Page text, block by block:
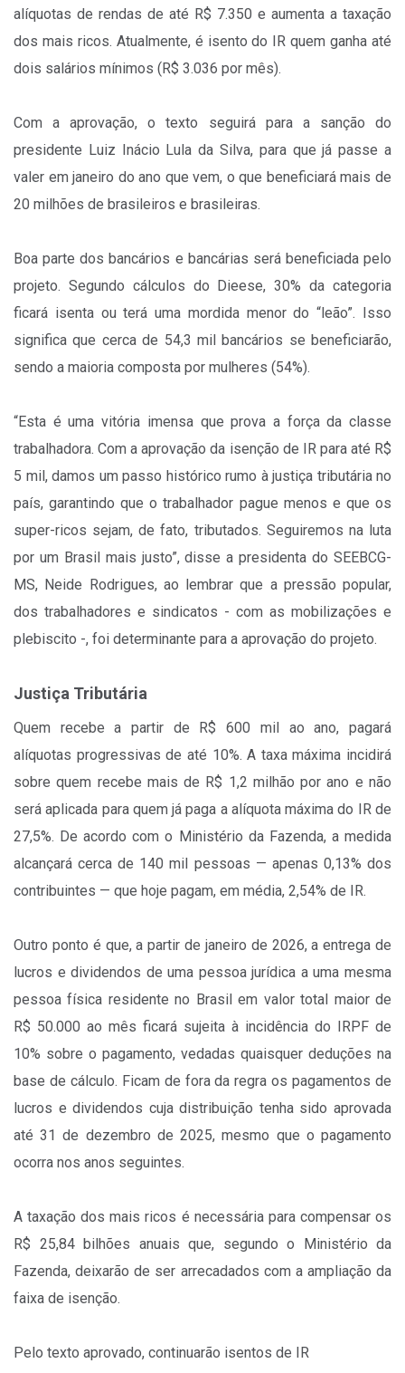
alíquotas de rendas de até R$ 7.350 e aumenta a taxação
dos mais ricos. Atualmente, é isento do IR quem ganha até
dois salários mínimos (R$ 3.036 por mês).
Com a aprovação, o texto seguirá para a sanção do
presidente Luiz Inácio Lula da Silva, para que já passe a
valer em janeiro do ano que vem, o que beneficiará mais de
20 milhões de brasileiros e brasileiras.
Boa parte dos bancários e bancárias será beneficiada pelo
projeto. Segundo cálculos do Dieese, 30% da categoria
ficará isenta ou terá uma mordida menor do “leão”. Isso
significa que cerca de 54,3 mil bancários se beneficiarão,
sendo a maioria composta por mulheres (54%).
“Esta é uma vitória imensa que prova a força da classe
trabalhadora. Com a aprovação da isenção de IR para até R$
5 mil, damos um passo histórico rumo à justiça tributária no
país, garantindo que o trabalhador pague menos e que os
super-ricos sejam, de fato, tributados. Seguiremos na luta
por um Brasil mais justo”, disse a presidenta do SEEBCG-
MS, Neide Rodrigues, ao lembrar que a pressão popular,
dos trabalhadores e sindicatos - com as mobilizações e
plebiscito -, foi determinante para a aprovação do projeto.
Justiça Tributária
Quem recebe a partir de R$ 600 mil ao ano, pagará
alíquotas progressivas de até 10%. A taxa máxima incidirá
sobre quem recebe mais de R$ 1,2 milhão por ano e não
será aplicada para quem já paga a alíquota máxima do IR de
27,5%. De acordo com o Ministério da Fazenda, a medida
alcançará cerca de 140 mil pessoas — apenas 0,13% dos
contribuintes — que hoje pagam, em média, 2,54% de IR.
Outro ponto é que, a partir de janeiro de 2026, a entrega de
lucros e dividendos de uma pessoa jurídica a uma mesma
pessoa física residente no Brasil em valor total maior de
R$ 50.000 ao mês ficará sujeita à incidência do IRPF de
10% sobre o pagamento, vedadas quaisquer deduções na
base de cálculo. Ficam de fora da regra os pagamentos de
lucros e dividendos cuja distribuição tenha sido aprovada
até 31 de dezembro de 2025, mesmo que o pagamento
ocorra nos anos seguintes.
A taxação dos mais ricos é necessária para compensar os
R$ 25,84 bilhões anuais que, segundo o Ministério da
Fazenda, deixarão de ser arrecadados com a ampliação da
faixa de isenção.
Pelo texto aprovado, continuarão isentos de IR